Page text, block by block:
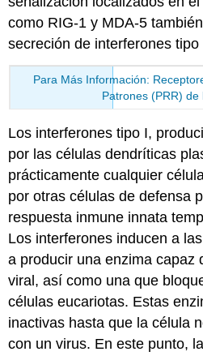
como RIG-1 y MDA-5
secreción de interferones tipo
Para Más Información:
Patrones (PRR) de
Los interferones tipo I,
por las células dendríticas
prácticamente cualquier
por otras células de defensa
respuesta inmune innata
Los interferones inducen a
a producir una enzima capaz
viral, así como una que
células eucariotas. Estas
inactivas hasta que la célula
con un virus. En este punto,